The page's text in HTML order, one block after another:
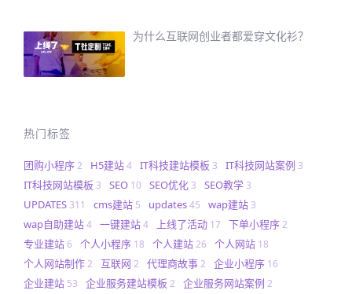
为什么互联网创业者都爱穿文化衫？
热门标签
团购小程序2 H5建站4 IT科技建站模板 3 IT科技网站案例 3
IT科技网站模板 3 SEO 10 SEO优化 3 SEO教学 3
UPDATES 311 cms建站 5 updates45 wap建站 3
wap自助建站4 一键建站4 上线了活动 17 下单小程序2
专业建站6 个人小程序 18 个人建站26 个人网站 18
个人网站制作2 互联网 2 代理商故事2 企业小程序 16
企业建站 53 企业服务建站模板 2 企业服务网站案例 2